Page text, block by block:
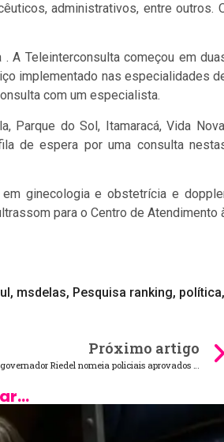
administrativos, entre outros.
A Teleinterconsulta começou em
implementado nas especialidades
com um especialista.
Parque do Sol, Itamaracá, Vida
de espera por uma consulta
ginecologia e obstetrícia e
para o Centro de Atendimento
, msdelas, Pesquisa ranking, política,
Próximo artigo
Após anos de espera, governador Riedel nomeia policiais aprovados em concurso